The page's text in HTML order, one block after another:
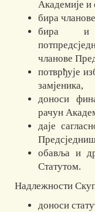
Академије и
бира
бира и
чланове
потврђује
замјеника,
доноси
рачун
даје
обавља и
Статутом.
Надлежности
доноси